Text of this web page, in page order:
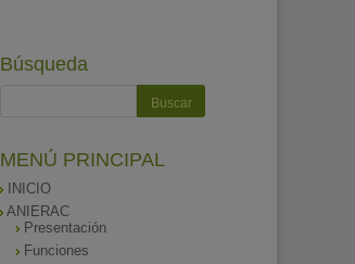
Búsqueda
MENÚ PRINCIPAL
INICIO
ANIERAC
Presentación
Funciones